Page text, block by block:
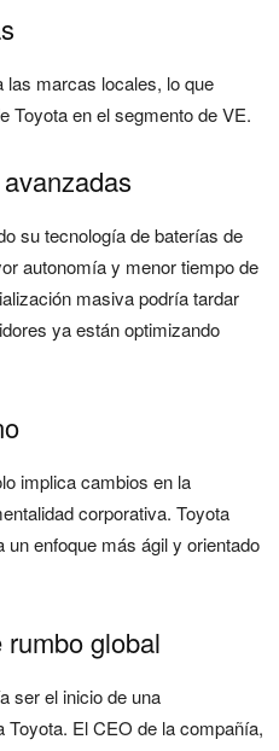
marcas locales, lo que
Toyota en el segmento de VE.
su tecnología de baterías de
autonomía y menor tiempo de
masiva podría tardar
ya están optimizando
implica cambios en la
corporativa. Toyota
enfoque más ágil y orientado
global
ser el inicio de una
El CEO de la compañía,